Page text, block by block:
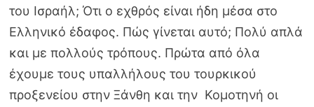
του Ισραήλ; Ότι ο εχθρός είναι ήδη μέσα στο
Ελληνικό έδαφος. Πώς γίνεται αυτό; Πολύ απλά
και με πολλούς τρόπους. Πρώτα από όλα
έχουμε τους υπαλλήλους του τουρκικού
προξενείου στην Ξάνθη και την Κομοτηνή οι